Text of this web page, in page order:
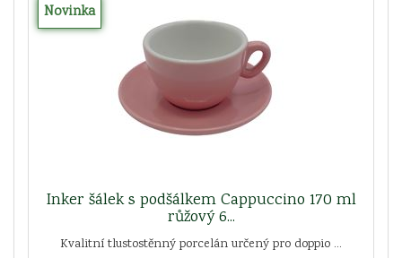
Novinka
Inker šálek s podšálkem Cappuccino 170 ml
růžový 6...
Kvalitní tlustostěnný porcelán určený pro doppio ...